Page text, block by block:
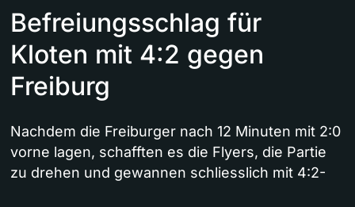
Befreiungsschlag für
Kloten mit 4:2 gegen
Freiburg
Nachdem die Freiburger nach 12 Minuten mit 2:0
vorne lagen, schafften es die Flyers, die Partie
zu drehen und gewannen schliesslich mit 4:2-